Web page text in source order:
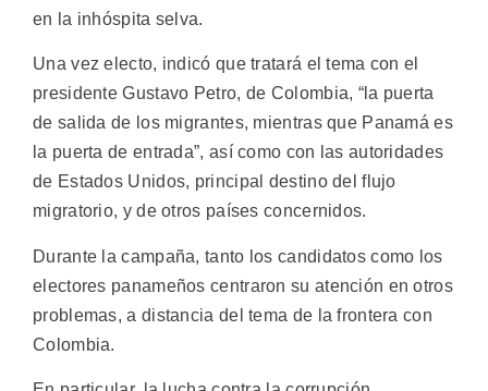
en la inhóspita selva.
Una vez electo, indicó que tratará el tema con el
presidente Gustavo Petro, de Colombia, “la puerta
de salida de los migrantes, mientras que Panamá es
la puerta de entrada”, así como con las autoridades
de Estados Unidos, principal destino del flujo
migratorio, y de otros países concernidos.
Durante la campaña, tanto los candidatos como los
electores panameños centraron su atención en otros
problemas, a distancia del tema de la frontera con
Colombia.